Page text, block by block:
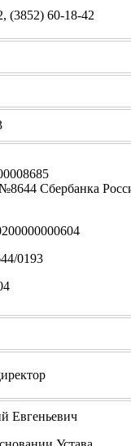
(3852) 60-18-42
Сбербанка
0193
Евгеньевич